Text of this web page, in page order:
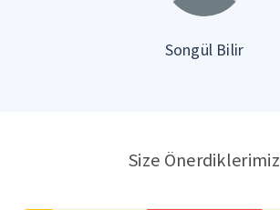
Songül Bilir
Size Önerdiklerimiz